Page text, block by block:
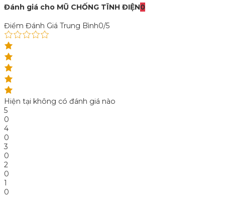
Đánh giá cho MŨ CHỐNG TĨNH ĐIỆN0
Điểm Đánh Giá Trung Bình0/5
Hiện tại không có đánh giá nào
5
0
4
0
3
0
2
0
1
0